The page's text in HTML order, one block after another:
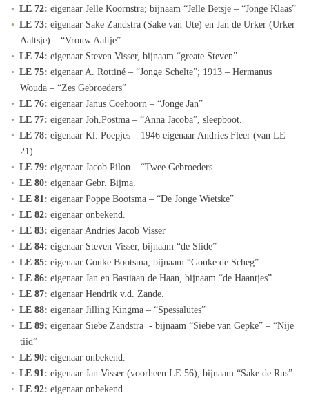
LE 72:eigenaar Jelle Koornstra; bijnaam “Jelle Betsje – “Jonge Klaas”
LE 73:eigenaar Sake Zandstra (Sake van Ute) en Jan de Urker (Urker
Aaltsje) – “Vrouw Aaltje”
LE 74:eigenaar Steven Visser, bijnaam “greate Steven”
LE 75:eigenaar A. Rottiné – “Jonge Schelte”; 1913 – Hermanus
Wouda – “Zes Gebroeders”
LE 76:eigenaar Janus Coehoorn – “Jonge Jan”
LE 77:eigenaar Joh.Postma – “Anna Jacoba”, sleepboot.
LE 78:eigenaar Kl. Poepjes – 1946 eigenaar Andries Fleer (van LE
21)
LE 79:eigenaar Jacob Pilon – “Twee Gebroeders.
LE 80:eigenaar Gebr. Bijma.
LE 81:eigenaar Poppe Bootsma – “De Jonge Wietske”
LE 82:eigenaar onbekend.
LE 83:eigenaar Andries Jacob Visser
LE 84:eigenaar Steven Visser, bijnaam “de Slide”
LE 85:eigenaar Gouke Bootsma; bijnaam “Gouke de Scheg”
LE 86:eigenaar Jan en Bastiaan de Haan, bijnaam “de Haantjes”
LE 87:eigenaar Hendrik v.d. Zande.
LE 88:eigenaar Jilling Kingma – “Spessalutes”
LE 89;eigenaar Siebe Zandstra - bijnaam “Siebe van Gepke” – “Nije
tiid”
LE 90:eigenaar onbekend.
LE 91:eigenaar Jan Visser (voorheen LE 56), bijnaam “Sake de Rus”
LE 92:eigenaar onbekend.